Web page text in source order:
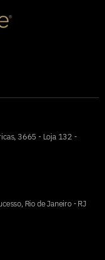
3665 - Loja 132 -
Rio de Janeiro - RJ